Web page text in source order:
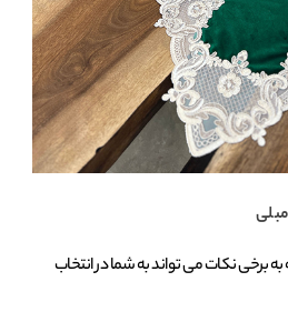
برخی نکات می‌ تواند به شما در انتخاب